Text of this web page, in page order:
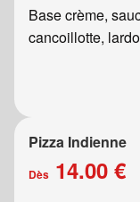
Base crème,
cancoillotte,
Pizza Indienne
Dès 14.00 €